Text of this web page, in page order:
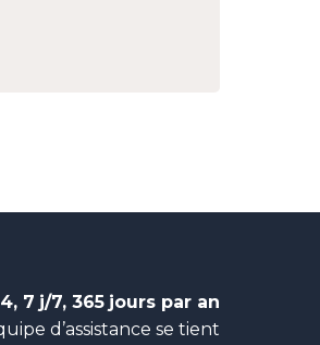
7 j/7, 365 jours par an
d’assistance se tient